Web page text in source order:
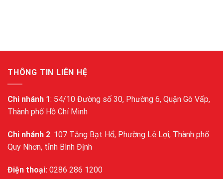
THÔNG TIN LIÊN HỆ
Chi nhánh 1: 54/10 Đường số 30, Phường 6, Quận Gò Vấp,
Thành phố Hồ Chí Minh
Chi nhánh 2: 107 Tăng Bạt Hổ, Phường Lê Lợi, Thành phố
Quy Nhơn, tỉnh Bình Định
Điện thoại: 0286 286 1200